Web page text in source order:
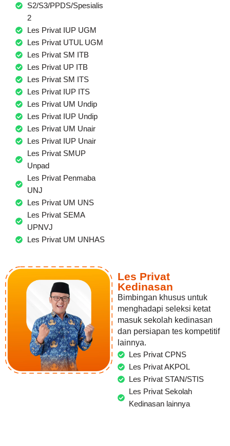
S2/S3/PPDS/Spesialis
2
Les Privat IUP UGM
Les Privat UTUL UGM
Les Privat SM ITB
Les Privat UP ITB
Les Privat SM ITS
Les Privat IUP ITS
Les Privat UM Undip
Les Privat IUP Undip
Les Privat UM Unair
Les Privat IUP Unair
Les Privat SMUP
Unpad
Les Privat Penmaba
UNJ
Les Privat UM UNS
Les Privat SEMA
UPNVJ
Les Privat UM UNHAS
Les Privat
Kedinasan
Bimbingan khusus untuk
menghadapi seleksi ketat
masuk sekolah kedinasan
dan persiapan tes kompetitif
lainnya.
Les Privat CPNS
Les Privat AKPOL
Les Privat STAN/STIS
Les Privat Sekolah
Kedinasan lainnya